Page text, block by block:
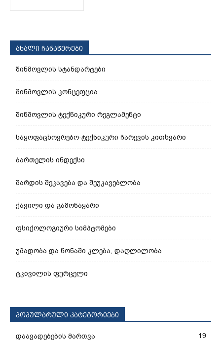
ახალი ჩანაწერები
შინმოვლის სტანდარტები
შინმოვლის კონცეფცია
შინმოვლის ტექნიკური რეგლამენტი
საყოფაცხოვრებო-ტექნიკური ჩარევის კითხვარი
ბართელის ინდექსი
შარდის შეკავება და შეუკავებლობა
ქავილი და გამონაყარი
ფსიქოლოგიური სიმპტომები
უმადობა და წონაში კლება, დაღლილობა
ტკივილის ფურცელი
პოპულარული კატეგორიები
დაავადებების მართვა
19